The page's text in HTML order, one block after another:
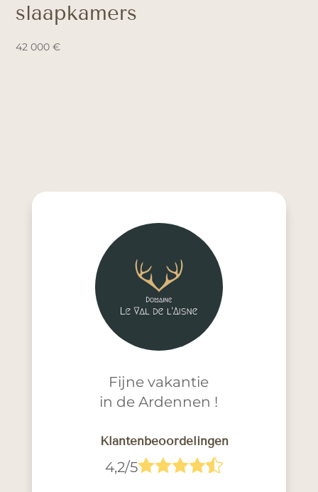
slaapkamers
42 000€
Fijne vakantie
in de Ardennen !
Klantenbeoordelingen
4,2/5